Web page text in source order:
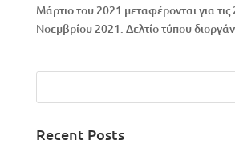
Μάρτιο του 2021 μεταφέρονται για τις
Νοεμβρίου 2021. Δελτίο τύπου
Recent Posts